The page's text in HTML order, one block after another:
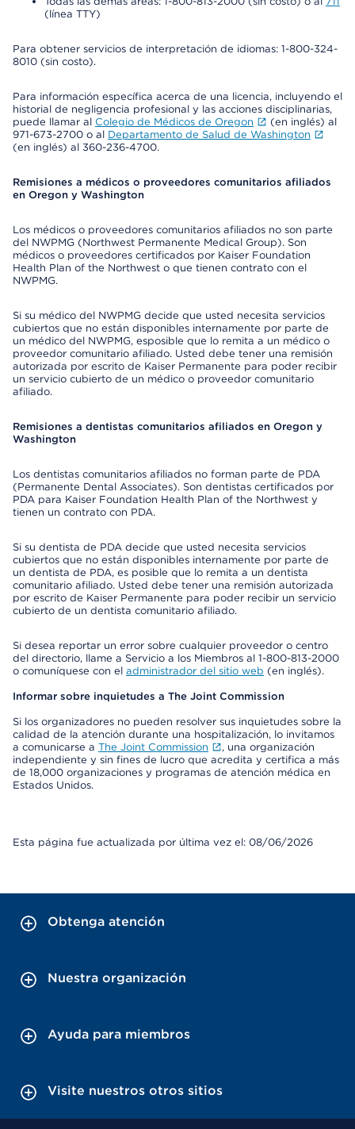
(línea TTY)
Para obtener servicios de interpretación de idiomas: 1-800-324-
8010 (sin costo).
Para información específica acerca de una licencia, incluyendo el
historial de negligencia profesional y las acciones disciplinarias,
puede llamar al Colegio de Médicos de Oregon
(en inglés) al
971-673-2700 o al Departamento de Salud de Washington
(en inglés) al 360-236-4700.
Remisiones a médicos o proveedores comunitarios afiliados
en Oregon y Washington
Los médicos o proveedores comunitarios afiliados no son parte
del NWPMG (Northwest Permanente Medical Group). Son
médicos o proveedores certificados por Kaiser Foundation
Health Plan of the Northwest o que tienen contrato con el
NWPMG.
Si su médico del NWPMG decide que usted necesita servicios
cubiertos que no están disponibles internamente por parte de
un médico del NWPMG, esposible que lo remita a un médico o
proveedor comunitario afiliado. Usted debe tener una remisión
autorizada por escrito de Kaiser Permanente para poder recibir
un servicio cubierto de un médico o proveedor comunitario
afiliado.
Remisiones a dentistas comunitarios afiliados en Oregon y
Washington
Los dentistas comunitarios afiliados no forman parte de PDA
(Permanente Dental Associates). Son dentistas certificados por
PDA para Kaiser Foundation Health Plan of the Northwest y
tienen un contrato con PDA.
Si su dentista de PDA decide que usted necesita servicios
cubiertos que no están disponibles internamente por parte de
un dentista de PDA, es posible que lo remita a un dentista
comunitario afiliado. Usted debe tener una remisión autorizada
por escrito de Kaiser Permanente para poder recibir un servicio
cubierto de un dentista comunitario afiliado.
Si desea reportar un error sobre cualquier proveedor o centro
del directorio, llame a Servicio a los Miembros al 1-800-813-2000
o comuníquese con el administrador del sitio web (en inglés).
Informar sobre inquietudes a The Joint Commission
Si los organizadores no pueden resolver sus inquietudes sobre la
calidad de la atención durante una hospitalización, lo invitamos
a comunicarse a The Joint Commission
, una organización
independiente y sin fines de lucro que acredita y certifica a más
de 18,000 organizaciones y programas de atención médica en
Estados Unidos.
Esta página fue actualizada por última vez el: 08/06/2026
Obtenga atención
Nuestra organización
Ayuda para miembros
Visite nuestros otros sitios